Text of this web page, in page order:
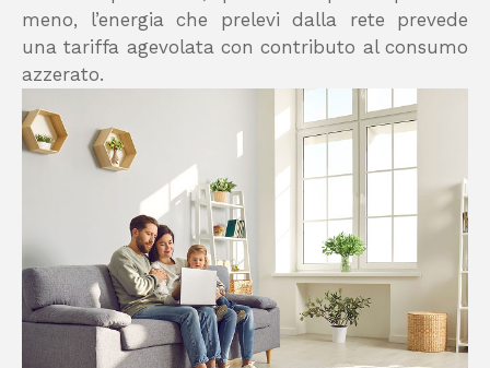
meno, l’energia che prelevi dalla rete prevede
una tariffa agevolata con contributo al consumo
azzerato.